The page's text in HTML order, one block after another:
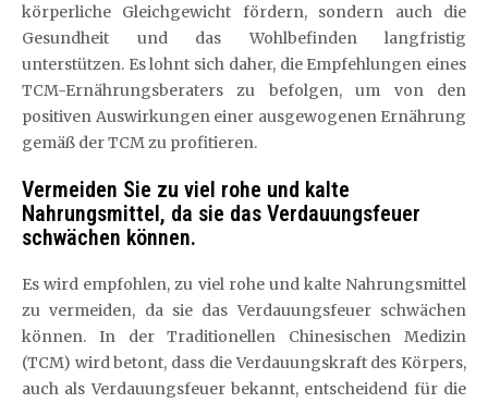
körperliche Gleichgewicht fördern, sondern auch die
Gesundheit und das Wohlbefinden langfristig
unterstützen. Es lohnt sich daher, die Empfehlungen eines
TCM-Ernährungsberaters zu befolgen, um von den
positiven Auswirkungen einer ausgewogenen Ernährung
gemäß der TCM zu profitieren.
Vermeiden Sie zu viel rohe und kalte
Nahrungsmittel, da sie das Verdauungsfeuer
schwächen können.
Es wird empfohlen, zu viel rohe und kalte Nahrungsmittel
zu vermeiden, da sie das Verdauungsfeuer schwächen
können. In der Traditionellen Chinesischen Medizin
(TCM) wird betont, dass die Verdauungskraft des Körpers,
auch als Verdauungsfeuer bekannt, entscheidend für die